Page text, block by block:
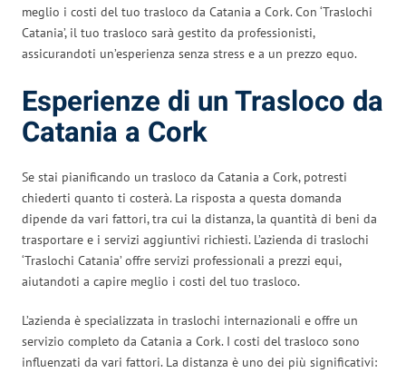
meglio i costi del tuo trasloco da Catania a Cork. Con ‘Traslochi
Catania’, il tuo trasloco sarà gestito da professionisti,
assicurandoti un’esperienza senza stress e a un prezzo equo.
Esperienze di un Trasloco da
Catania a Cork
Se stai pianificando un trasloco da Catania a Cork, potresti
chiederti quanto ti costerà. La risposta a questa domanda
dipende da vari fattori, tra cui la distanza, la quantità di beni da
trasportare e i servizi aggiuntivi richiesti. L’azienda di traslochi
‘Traslochi Catania’ offre servizi professionali a prezzi equi,
aiutandoti a capire meglio i costi del tuo trasloco.
L’azienda è specializzata in traslochi internazionali e offre un
servizio completo da Catania a Cork. I costi del trasloco sono
influenzati da vari fattori. La distanza è uno dei più significativi: